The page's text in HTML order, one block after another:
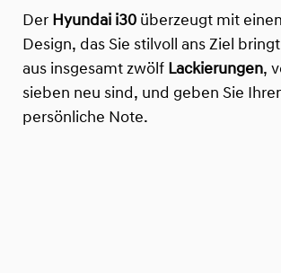
Der Hyundai i30 überzeugt mit
Design, das Sie stilvoll ans Ziel
aus insgesamt zwölf Lackierungen,
sieben neu sind, und geben Sie
persönliche Note.